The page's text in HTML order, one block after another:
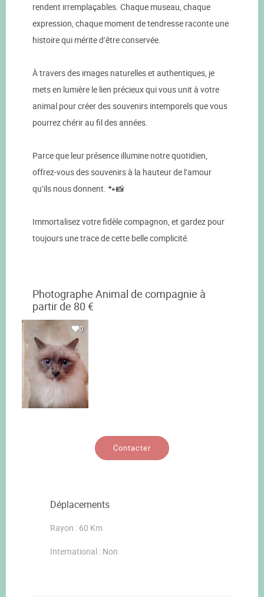
rendent irremplaçables. Chaque museau, chaque
expression, chaque moment de tendresse raconte une
histoire qui mérite d’être conservée.
À travers des images naturelles et authentiques, je
mets en lumière le lien précieux qui vous unit à votre
animal pour créer des souvenirs intemporels que vous
pourrez chérir au fil des années.
Parce que leur présence illumine notre quotidien,
offrez-vous des souvenirs à la hauteur de l’amour
qu’ils nous donnent. 🐾📸
Immortalisez votre fidèle compagnon, et gardez pour
toujours une trace de cette belle complicité.
Photographe Animal de compagnie à
partir de 80 €
0
Contacter
Déplacements
Rayon : 60 Km
International : Non